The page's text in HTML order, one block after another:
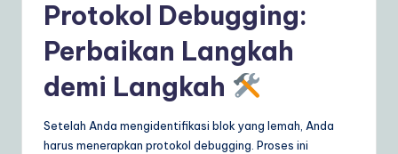
Protokol Debugging:
Perbaikan Langkah
demi Langkah
Setelah Anda mengidentifikasi blok yang lemah, Anda
harus menerapkan protokol debugging. Proses ini